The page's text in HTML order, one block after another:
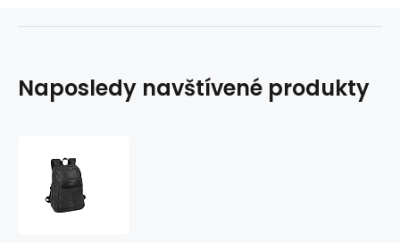
Naposledy navštívené produkty